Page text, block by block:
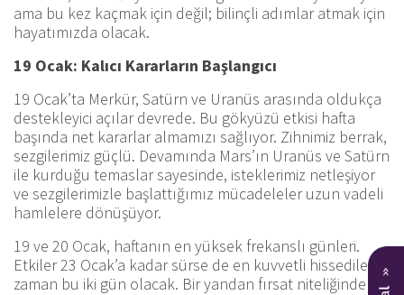
ama bu kez kaçmak için değil; bilinçli adımlar atmak için
hayatımızda olacak.
19 Ocak: Kalıcı Kararların Başlangıcı
19 Ocak’ta Merkür, Satürn ve Uranüs arasında oldukça
destekleyici açılar devrede. Bu gökyüzü etkisi hafta
başında net kararlar almamızı sağlıyor. Zihnimiz berrak,
sezgilerimiz güçlü. Devamında Mars’ın Uranüs ve Satürn
ile kurduğu temaslar sayesinde, isteklerimiz netleşiyor
ve sezgilerimizle başlattığımız mücadeleler uzun vadeli
hamlelere dönüşüyor.
19 ve 20 Ocak, haftanın en yüksek frekanslı günleri.
Etkiler 23 Ocak’a kadar sürse de en kuvvetli hissedilen
zaman bu iki gün olacak. Bir yandan fırsat niteliğindeki